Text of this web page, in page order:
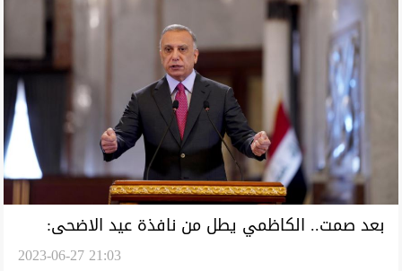
بعد صمت.. الكاظمي يطل من نافذة عيد الاضحى:
2023-06-27 21:03